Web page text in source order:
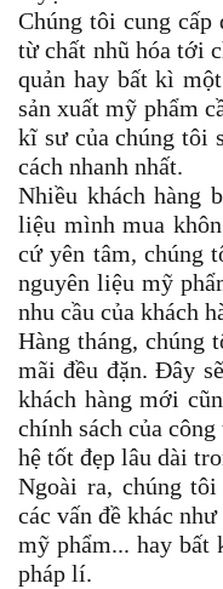
Chúng tôi cung cấp
từ chất nhũ hóa tới
quản hay bất kì
sản xuất mỹ phẩm
kĩ sư của chúng tôi
cách nhanh nhất.
Nhiều khách hàng
liệu mình mua
cứ yên tâm, chúng
nguyên liệu mỹ
nhu cầu của khách
Hàng tháng, chúng
mãi đều đặn. Đây
khách hàng mới
chính sách của
hệ tốt đẹp lâu dài
Ngoài ra, chúng
các vấn đề khác
mỹ phẩm... hay
pháp lí.